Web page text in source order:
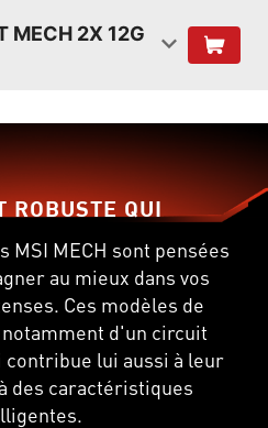
MECH 2X 12G
ROBUSTE QUI
DANS VOTRE JEU
MSI MECH sont pensées
au mieux dans vos
Ces modèles de
d'un circuit
lui aussi à leur
des caractéristiques